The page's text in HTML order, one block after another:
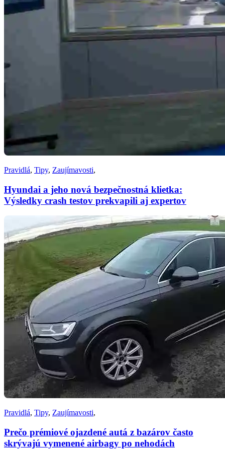
Pravidlá, Tipy, Zaujímavosti,
Hyundai a jeho nová bezpečnostná klietka:
Výsledky crash testov prekvapili aj expertov
Pravidlá, Tipy, Zaujímavosti,
Prečo prémiové ojazdené autá z bazárov často
skrývajú vymenené airbagy po nehodách